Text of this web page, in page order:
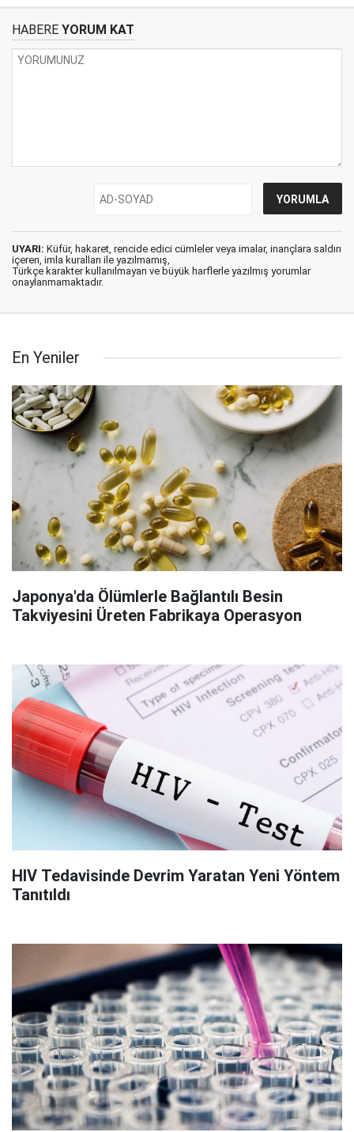
HABERE YORUM KAT
UYARI: Küfür, hakaret, rencide edici cümleler veya imalar, inançlara saldırı
içeren, imla kuralları ile yazılmamış,
Türkçe karakter kullanılmayan ve büyük harflerle yazılmış yorumlar
onaylanmamaktadır.
En Yeniler
Japonya'da Ölümlerle Bağlantılı Besin
Takviyesini Üreten Fabrikaya Operasyon
HIV Tedavisinde Devrim Yaratan Yeni Yöntem
Tanıtıldı